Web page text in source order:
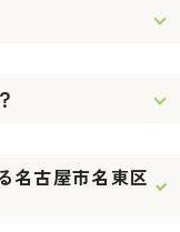
名古屋市名東区